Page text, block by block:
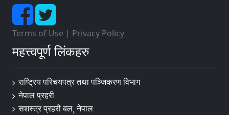
Terms of Use | Privacy Policy
महत्त्वपूर्ण लिंकहरु
राष्ट्रिय परिचयपत्र तथा पञ्‍जिकरण विभाग
नेपाल प्रहरी
सशस्त्र प्रहरी बल¸ नेपाल